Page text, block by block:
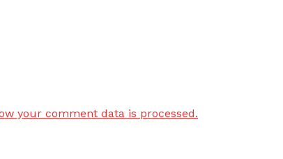
your comment data is processed.